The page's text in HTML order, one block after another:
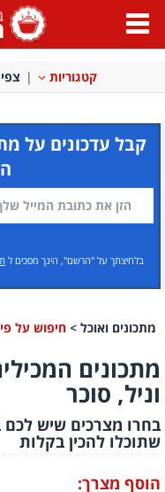
פתח
תפריט
קטגוריות
קבל עדכונים על
בלחיצתך על "הרשם", הינך מסכים ל
מתכונים ואוכל > חיפוש על
מתכונים
וניל, סוכר
בחרו מצרכים שיש לכם
שתוכלו להכין בקלות
הוסף מצרך: